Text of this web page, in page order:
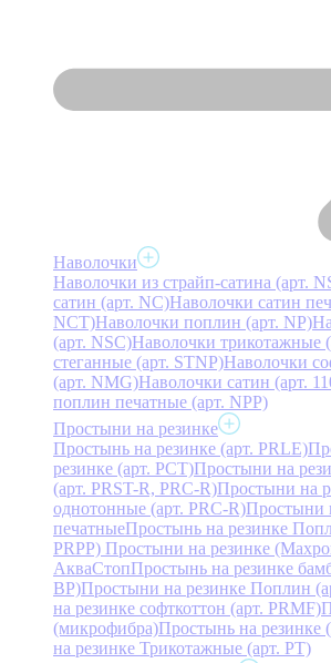
Наволочки
Наволочки из страйп-сатина (арт.
сатин (арт. NC)Наволочки сатин
NCT)Наволочки поплин (арт. NP)
(арт. NSC)Наволочки трикотажные
стеганные (арт. STNP)Наволочки
(арт. NMG)Наволочки сатин (арт.
поплин печатные (арт. NPP)
Простыни на резинке
Простынь на резинке (арт. PRLE)
резинке (арт. PCT)Простыни на
(арт. PRST-R, PRC-R)Простыни на
однотонные (арт. PRC-R)Простыни
печатныеПростынь на резинке
PRPP) Простыни на резинке
АкваСтопПростынь на резинке
BP)Простыни на резинке Поплин
на резинке софткоттон (арт. PRMF)
(микрофибра)Простынь на резинке
на резинке Трикотажные (арт. РТ)